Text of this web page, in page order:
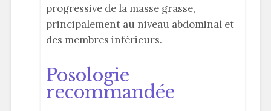
progressive de la masse grasse,
principalement au niveau abdominal et
des membres inférieurs.
Posologie
recommandée